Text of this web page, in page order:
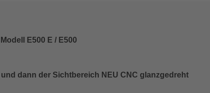
E500 E / E500
dann der Sichtbereich NEU CNC glanzgedreht